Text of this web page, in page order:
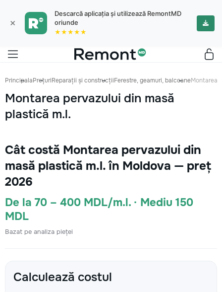
×
Descarcă aplicația și utilizează RemontMD
oriunde
★★★★★
PrincipalaPrețuriReparații și construcțiiFerestre, geamuri, balcoaneMontarea
Montarea pervazului din masă
plastică m.l.
Cât costă Montarea pervazului din
masă plastică m.l. în Moldova — preț
2026
De la 70 – 400 MDL/m.l. · Mediu 150
MDL
Bazat pe analiza pieței
Calculează costul